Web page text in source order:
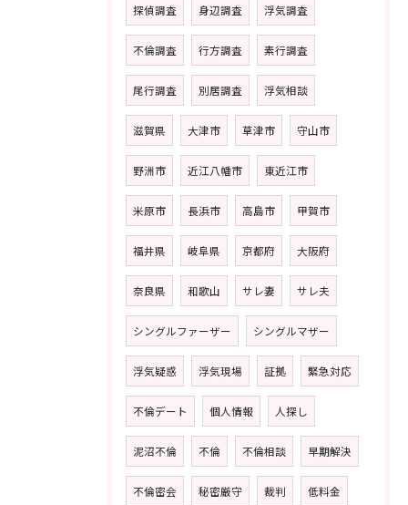
探偵調査 身辺調査 浮気調査
不倫調査 行方調査 素行調査
尾行調査 別居調査 浮気相談
滋賀県 大津市 草津市 守山市
野洲市 近江八幡市 東近江市
米原市 長浜市 高島市 甲賀市
福井県 岐阜県 京都府 大阪府
奈良県 和歌山 サレ妻 サレ夫
シングルファーザー シングルマザー
浮気疑惑 浮気現場 証拠 緊急対応
不倫デート 個人情報 人探し
泥沼不倫 不倫 不倫相談 早期解決
不倫密会 秘密厳守 裁判 低料金